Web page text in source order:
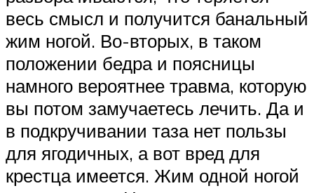
весь смысл и получится банальный
жим ногой. Во-вторых, в таком
положении бедра и поясницы
намного вероятнее травма, которую
вы потом замучаетесь лечить. Да и
в подкручивании таза нет пользы
для ягодичных, а вот вред для
крестца имеется. Жим одной ногой